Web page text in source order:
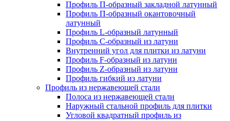
Профиль П-образный закладной латунный
Профиль П-образный окантовочный
латунный
Профиль L-образный латунный
Профиль C-образный из латуни
Внутренний угол для плитки из латуни
Профиль F-образный из латуни
Профиль Z-образный из латуни
Профиль гибкий из латуни
Профиль из нержавеющей стали
Полоса из нержавеющей стали
Наружный стальной профиль для плитки
Угловой квадратный профиль из